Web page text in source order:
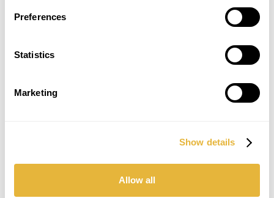
Preferences
Statistics
Marketing
Show details
Allow all